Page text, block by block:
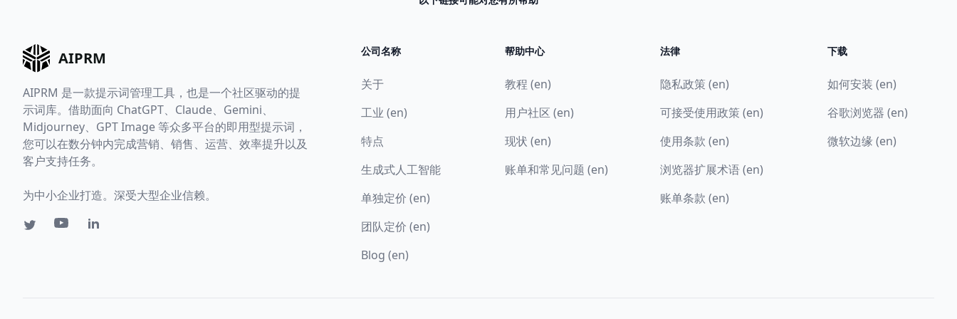
AIPRM
AIPRM 是一款提示词管理工具，也是一个社区驱动的提
示词库。借助面向 ChatGPT、Claude、Gemini、
Midjourney、GPT Image 等众多平台的即用型提示词，
您可以在数分钟内完成营销、销售、运营、效率提升以及
客户支持任务。
为中小企业打造。深受大型企业信赖。
公司名称
关于
工业 (en)
特点
生成式人工智能
单独定价 (en)
团队定价 (en)
Blog (en)
帮助中心
教程 (en)
用户社区 (en)
现状 (en)
账单和常见问题 (en)
法律
隐私政策 (en)
可接受使用政策 (en)
使用条款 (en)
浏览器扩展术语 (en)
账单条款 (en)
下载
如何安装 (en)
谷歌浏览器 (en)
微软边缘 (en)